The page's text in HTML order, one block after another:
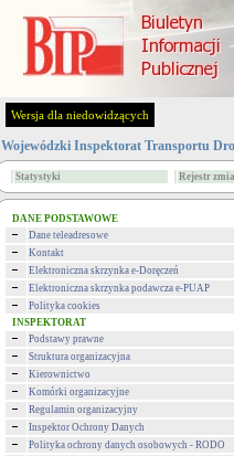
Wersja dla niedowidzących
Wojewódzki Inspektorat Transportu
Statystyki Rejestr
DANE PODSTAWOWE
Dane teleadresowe
Kontakt
Elektroniczna skrzynka e-Doręczeń
Elektroniczna skrzynka podawcza e-PUAP
Polityka cookies
INSPEKTORAT
Podstawy prawne
Struktura organizacyjna
Kierownictwo
Komórki organizacyjne
Regulamin organizacyjny
Inspektor Ochrony Danych
Polityka ochrony danych osobowych - RODO